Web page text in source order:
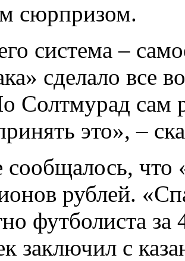
сюрпризом.
система –
сделало всe
Солтмурад сам
это», –
сообщалось, что
рублей.
футболиста
заключил с